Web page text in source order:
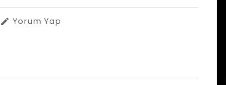
edit Yorum Yap